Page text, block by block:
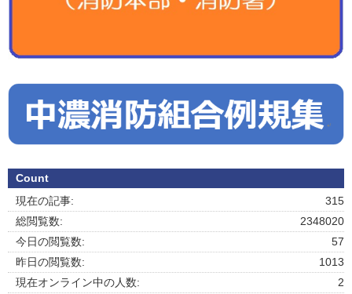
Count
315
現在の記事:
2348020
総閲覧数:
57
今日の閲覧数:
1013
昨日の閲覧数:
2
現在オンライン中の人数: